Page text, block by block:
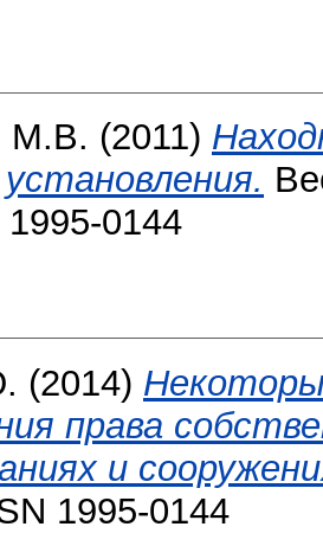
М.В. (2011)
0144
(2014)
права
и
1995-0144